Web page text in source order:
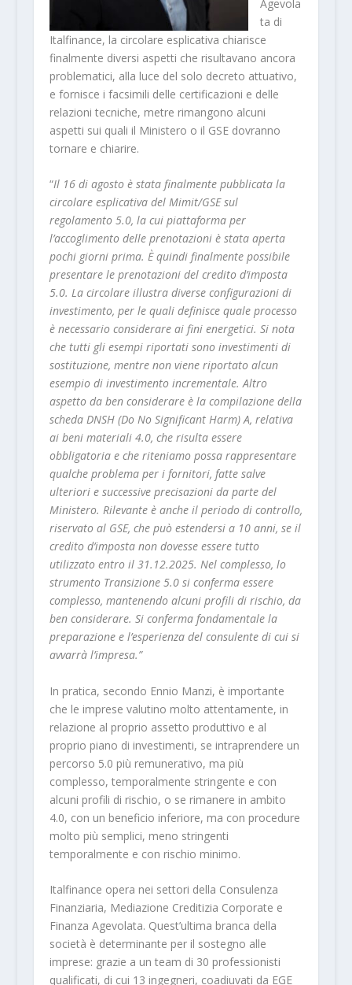
Agevola
ta di
Italfinance, la circolare esplicativa chiarisce
finalmente diversi aspetti che risultavano ancora
problematici, alla luce del solo decreto attuativo,
e fornisce i facsimili delle certificazioni e delle
relazioni tecniche, metre rimangono alcuni
aspetti sui quali il Ministero o il GSE dovranno
tornare e chiarire.
“Il 16 di agosto è stata finalmente pubblicata la
circolare esplicativa del Mimit/GSE sul
regolamento 5.0, la cui piattaforma per
l’accoglimento delle prenotazioni è stata aperta
pochi giorni prima. È quindi finalmente possibile
presentare le prenotazioni del credito d’imposta
5.0. La circolare illustra diverse configurazioni di
investimento, per le quali definisce quale processo
è necessario considerare ai fini energetici. Si nota
che tutti gli esempi riportati sono investimenti di
sostituzione, mentre non viene riportato alcun
esempio di investimento incrementale. Altro
aspetto da ben considerare è la compilazione della
scheda DNSH (Do No Significant Harm) A, relativa
ai beni materiali 4.0, che risulta essere
obbligatoria e che riteniamo possa rappresentare
qualche problema per i fornitori, fatte salve
ulteriori e successive precisazioni da parte del
Ministero. Rilevante è anche il periodo di controllo,
riservato al GSE, che può estendersi a 10 anni, se il
credito d’imposta non dovesse essere tutto
utilizzato entro il 31.12.2025. Nel complesso, lo
strumento Transizione 5.0 si conferma essere
complesso, mantenendo alcuni profili di rischio, da
ben considerare. Si conferma fondamentale la
preparazione e l’esperienza del consulente di cui si
avvarrà l’impresa.”
In pratica, secondo Ennio Manzi, è importante
che le imprese valutino molto attentamente, in
relazione al proprio assetto produttivo e al
proprio piano di investimenti, se intraprendere un
percorso 5.0 più remunerativo, ma più
complesso, temporalmente stringente e con
alcuni profili di rischio, o se rimanere in ambito
4.0, con un beneficio inferiore, ma con procedure
molto più semplici, meno stringenti
temporalmente e con rischio minimo.
Italfinance opera nei settori della Consulenza
Finanziaria, Mediazione Creditizia Corporate e
Finanza Agevolata. Quest’ultima branca della
società è determinante per il sostegno alle
imprese: grazie a un team di 30 professionisti
qualificati, di cui 13 ingegneri, coadiuvati da EGE